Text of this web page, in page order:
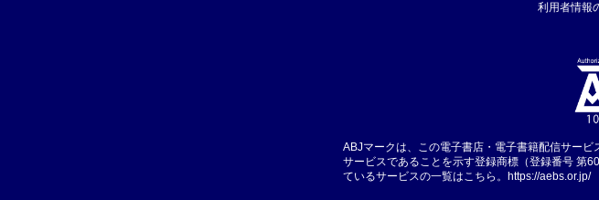
利用者情報
ABJマークは、この電子書店・電子書籍配信サー
サービスであることを示す登録商標（登録番号 第
ているサービスの一覧はこちら。 https://aebs.or.jp/